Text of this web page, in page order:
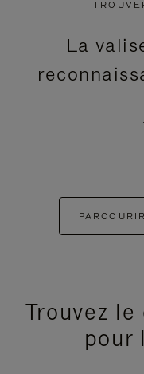
La
Trouvez
pour